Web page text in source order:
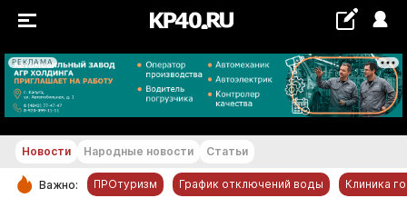
РЕКЛАМА
+21...+22 °С
Новости Народные новости Статьи
Важно: ПРОтуризм График отключений воды Клиника